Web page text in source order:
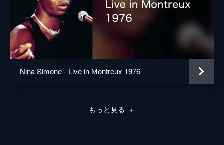
Nina Simone - Live in Montreux 1976
もっと見る ＋